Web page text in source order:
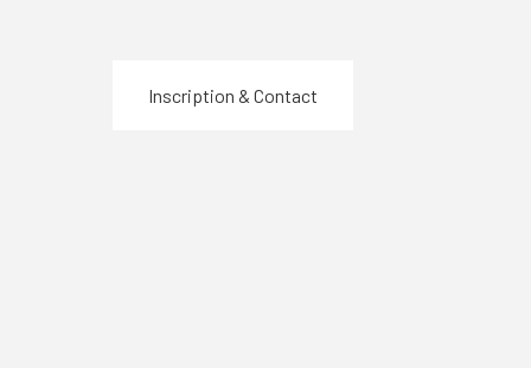
Inscription & Contact